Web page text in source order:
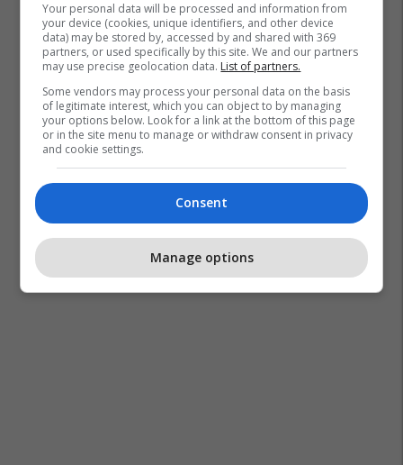
Your personal data will be processed and information from
your device (cookies, unique identifiers, and other device
data) may be stored by, accessed by and shared with 369
partners, or used specifically by this site. We and our partners
may use precise geolocation data. List of partners.
Some vendors may process your personal data on the basis
of legitimate interest, which you can object to by managing
your options below. Look for a link at the bottom of this page
or in the site menu to manage or withdraw consent in privacy
and cookie settings.
Consent
Manage options